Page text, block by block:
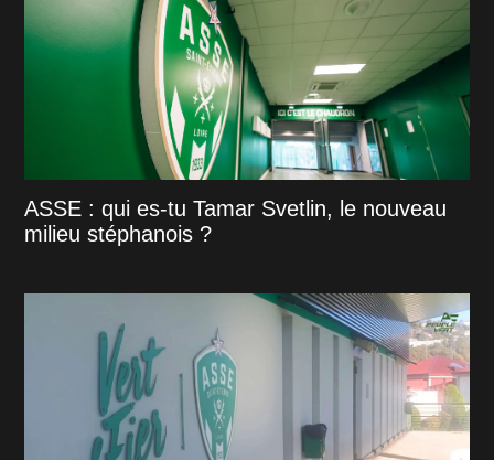
ASSE : qui es-tu Tamar Svetlin, le nouveau
milieu stéphanois ?